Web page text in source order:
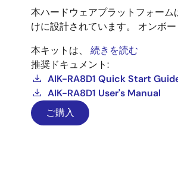
本ハードウェアプラットフォー
けに設計されています。 オンボ
本キットは、
続きを読む
推奨ドキュメント:
AIK-RA8D1 Quick Start
AIK-RA8D1 User's Manual
ご購入